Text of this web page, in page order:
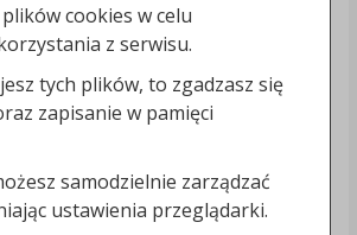
cookies w celu
z serwisu.
tych plików, to zgadzasz się
zapisanie w pamięci
samodzielnie zarządzać
ustawienia przeglądarki.